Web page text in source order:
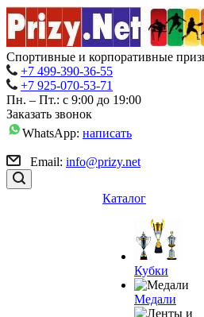
Спортивные и корпоративные
+7 499-390-36-55
+7 925-070-53-71
Пн. – Пт.: с 9:00 до 19:00
Заказать звонок
WhatsApp: написать
Email: info@prizy.net
Каталог
Кубки
Медали